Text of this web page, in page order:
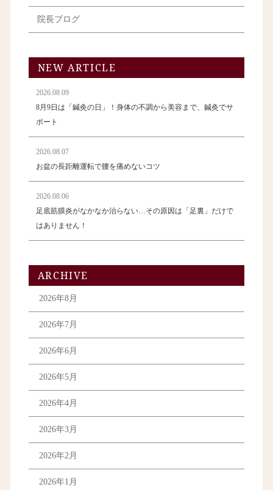
院長ブログ
NEW ARTICLE
2026.08.09
8月9日は「鍼灸の日」！身体の不調から美容まで、鍼灸でサ
ポート
2026.08.07
お盆の長距離運転で腰を痛めないコツ
2026.08.06
足底筋膜炎がなかなか治らない…その原因は「足裏」だけで
はありません！
ARCHIVE
2026年8月
2026年7月
2026年6月
2026年5月
2026年4月
2026年3月
2026年2月
2026年1月